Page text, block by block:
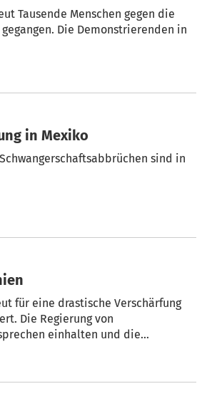
Tausende Menschen gegen die
Die Demonstrierenden in
in Mexiko
sind in
für eine drastische Verschärfung
Die Regierung von
einhalten und die